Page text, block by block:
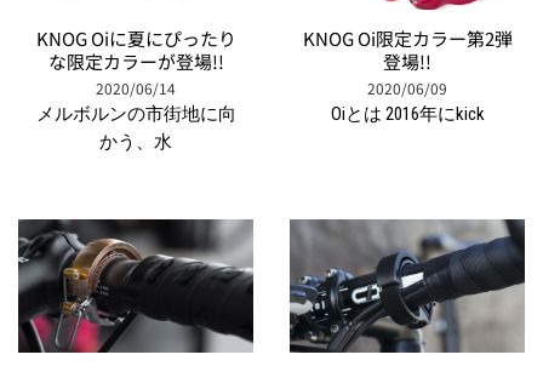
KNOG Oiに夏にぴったり
な限定カラーが登場!!
2020/06/14
メルボルンの市街地に向
かう、水
KNOG Oi限定カラー第2弾
登場!!
2020/06/09
Oiとは 2016年にkick